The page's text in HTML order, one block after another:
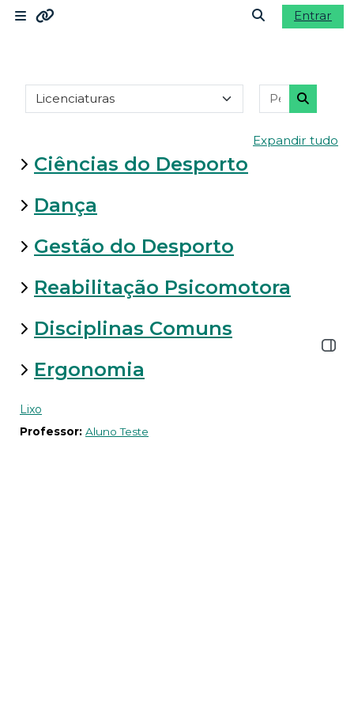
Ir para o conteúdo principal
Painel lateral
Moodle community
Entrar
Abrir
Categorias de disciplinas
Expandir tudo
Ciências do Desporto
Dança
Gestão do Desporto
Reabilitação Psicomotora
Disciplinas Comuns
Ergonomia
Lixo
Professor: Aluno Teste